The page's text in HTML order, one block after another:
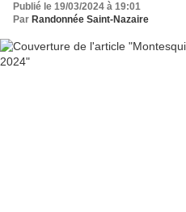
Publié le 19/03/2024 à 19:01
Par Randonnée Saint-Nazaire